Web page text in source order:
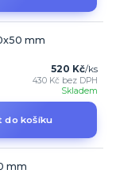
mm
520 Kč/ks
430 Kč bez DPH
Skladem
do košíku
mm